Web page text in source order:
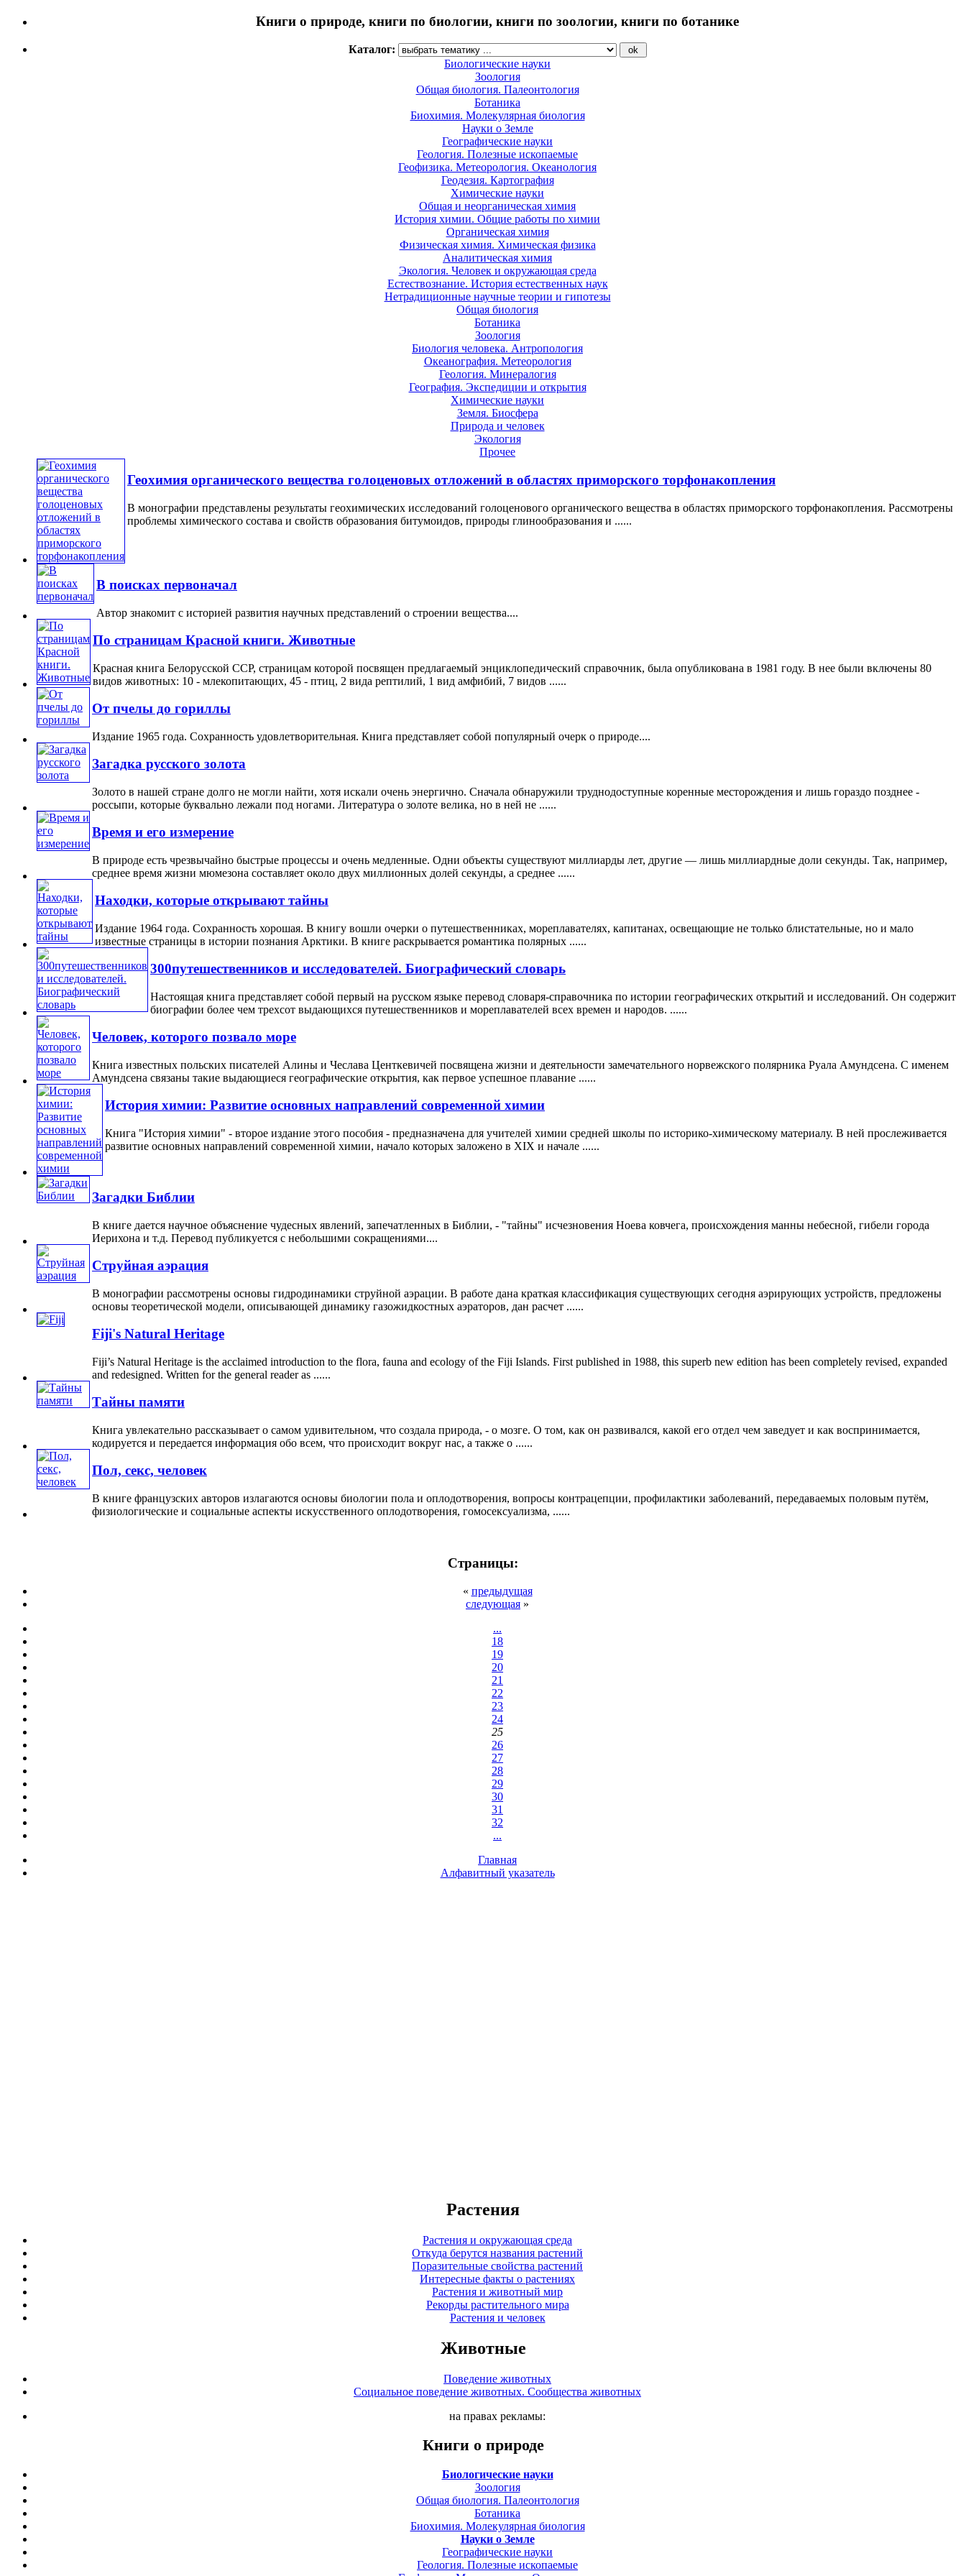
Книги о природе, книги по биологии, книги по зоологии, книги по ботанике
Каталог:
Биологические науки
Зоология
Общая биология. Палеонтология
Ботаника
Биохимия. Молекулярная биология
Науки о Земле
Географические науки
Геология. Полезные ископаемые
Геофизика. Метеорология. Океанология
Геодезия. Картография
Химические науки
Общая и неорганическая химия
История химии. Общие работы по химии
Органическая химия
Физическая химия. Химическая физика
Аналитическая химия
Экология. Человек и окружающая среда
Естествознание. История естественных наук
Нетрадиционные научные теории и гипотезы
Общая биология
Ботаника
Зоология
Биология человека. Антропология
Океанография. Метеорология
Геология. Минералогия
География. Экспедиции и открытия
Химические науки
Земля. Биосфера
Природа и человек
Экология
Прочее
Геохимия органического вещества голоценовых отложений в областях приморского торфонакопления
В монографии представлены результаты геохимических исследований голоценового органического вещества в областях приморского торфонакопления. Рассмотрены
проблемы химического состава и свойств образования битумоидов, природы глинообразования и ......
В поисках первоначал
Автор знакомит с историей развития научных представлений о строении вещества....
По страницам Красной книги. Животные
Красная книга Белорусской ССР, страницам которой посвящен предлагаемый энциклопедический справочник, была опубликована в 1981 году. В нее были включены 80
видов животных: 10 - млекопитающих, 45 - птиц, 2 вида рептилий, 1 вид амфибий, 7 видов ......
От пчелы до гориллы
Издание 1965 года. Сохранность удовлетворительная. Книга представляет собой популярный очерк о природе....
Загадка русского золота
Золото в нашей стране долго не могли найти, хотя искали очень энергично. Сначала обнаружили труднодоступные коренные месторождения и лишь гораздо позднее -
россыпи, которые буквально лежали под ногами. Литература о золоте велика, но в ней не ......
Время и его измерение
В природе есть чрезвычайно быстрые процессы и очень медленные. Одни объекты существуют миллиарды лет, другие — лишь миллиардные доли секунды. Так, например,
среднее время жизни мюмезона составляет около двух миллионных долей секунды, а среднее ......
Находки, которые открывают тайны
Издание 1964 года. Сохранность хорошая. В книгу вошли очерки о путешественниках, мореплавателях, капитанах, освещающие не только блистательные, но и мало
известные страницы в истории познания Арктики. В книге раскрывается романтика полярных ......
300путешественников и исследователей. Биографический словарь
Настоящая книга представляет собой первый на русском языке перевод словаря-справочника по истории географических открытий и исследований. Он содержит
биографии более чем трехсот выдающихся путешественников и мореплавателей всех времен и народов. ......
Человек, которого позвало море
Книга известных польских писателей Алины и Чеслава Центкевичей посвящена жизни и деятельности замечательного норвежского полярника Руала Амундсена. С именем
Амундсена связаны такие выдающиеся географические открытия, как первое успешное плавание ......
История химии: Развитие основных направлений современной химии
Книга "История химии" - второе издание этого пособия - предназначена для учителей химии средней школы по историко-химическому материалу. В ней прослеживается
развитие основных направлений современной химии, начало которых заложено в XIX и начале ......
Загадки Библии
В книге дается научное объяснение чудесных явлений, запечатленных в Библии, - "тайны" исчезновения Ноева ковчега, происхождения манны небесной, гибели города
Иерихона и т.д. Перевод публикуется с небольшими сокращениями....
Струйная аэрация
В монографии рассмотрены основы гидродинамики струйной аэрации. В работе дана краткая классификация существующих сегодня аэрирующих устройств, предложены
основы теоретической модели, описывающей динамику газожидкостных аэраторов, дан расчет ......
Fiji's Natural Heritage
Fiji’s Natural Heritage is the acclaimed introduction to the flora, fauna and ecology of the Fiji Islands. First published in 1988, this superb new edition has been completely revised, expanded
and redesigned. Written for the general reader as ......
Тайны памяти
Книга увлекательно рассказывает о самом удивительном, что создала природа, - о мозге. О том, как он развивался, какой его отдел чем заведует и как воспринимается,
кодируется и передается информация обо всем, что происходит вокруг нас, а также о ......
Пол, секс, человек
В книге французских авторов излагаются основы биологии пола и оплодотворения, вопросы контрацепции, профилактики заболеваний, передаваемых половым путём,
физиологические и социальные аспекты искусственного оплодотворения, гомосексуализма, ......
Страницы:
« предыдущая
следующая »
...
18
19
20
21
22
23
24
25
26
27
28
29
30
31
32
...
Главная
Алфавитный указатель
Растения
Растения и окружающая среда
Откуда берутся названия растений
Поразительные свойства растений
Интересные факты о растениях
Растения и животный мир
Рекорды растительного мира
Растения и человек
Животные
Поведение животных
Социальное поведение животных. Сообщества животных
на правах рекламы:
Книги о природе
Биологические науки
Зоология
Общая биология. Палеонтология
Ботаника
Биохимия. Молекулярная биология
Науки о Земле
Географические науки
Геология. Полезные ископаемые